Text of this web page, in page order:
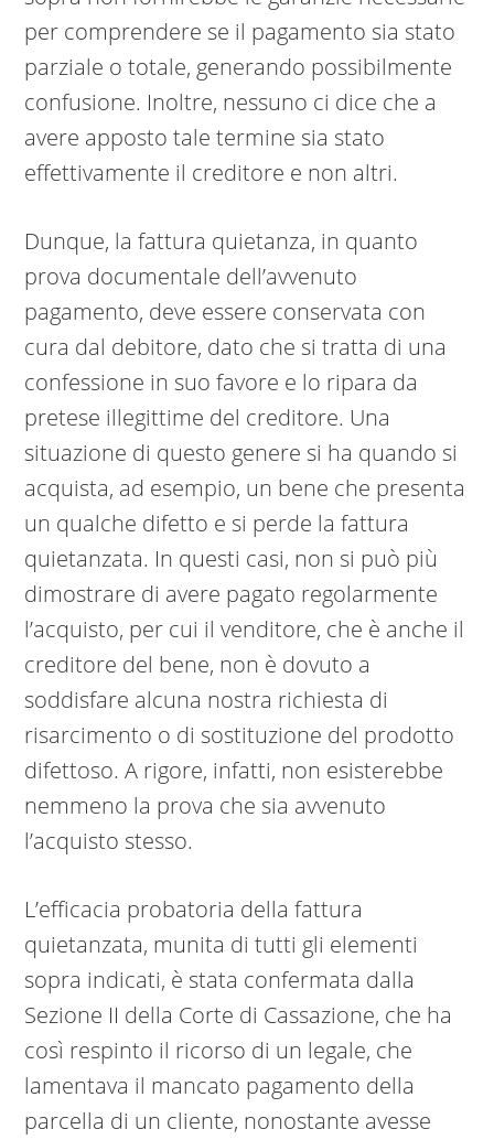
per comprendere se il pagamento sia stato
parziale o totale, generando possibilmente
confusione. Inoltre, nessuno ci dice che a
avere apposto tale termine sia stato
effettivamente il creditore e non altri.
Dunque, la fattura quietanza, in quanto
prova documentale dell’avvenuto
pagamento, deve essere conservata con
cura dal debitore, dato che si tratta di una
confessione in suo favore e lo ripara da
pretese illegittime del creditore. Una
situazione di questo genere si ha quando si
acquista, ad esempio, un bene che presenta
un qualche difetto e si perde la fattura
quietanzata. In questi casi, non si può più
dimostrare di avere pagato regolarmente
l’acquisto, per cui il venditore, che è anche il
creditore del bene, non è dovuto a
soddisfare alcuna nostra richiesta di
risarcimento o di sostituzione del prodotto
difettoso. A rigore, infatti, non esisterebbe
nemmeno la prova che sia avvenuto
l’acquisto stesso.
L’efficacia probatoria della fattura
quietanzata, munita di tutti gli elementi
sopra indicati, è stata confermata dalla
Sezione II della Corte di Cassazione, che ha
così respinto il ricorso di un legale, che
lamentava il mancato pagamento della
parcella di un cliente, nonostante avesse